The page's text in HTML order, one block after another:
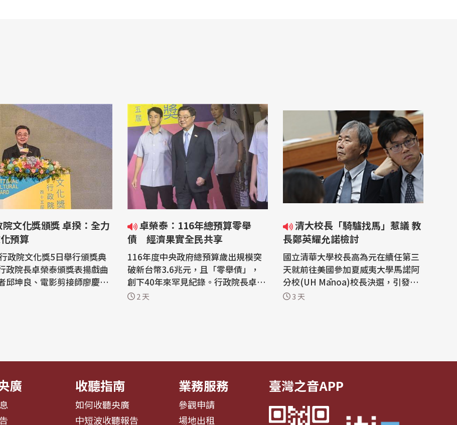
預算
政院文化獎5日舉行頒獎典
政院長卓榮泰頒獎表揚戲曲
邱坤良、電影剪接師廖慶松
學作家徐仁修，肯定3人在
卓榮泰：116年總預算零舉
債 經濟果實全民共享
116年度中央政府總預算歲出規模突
破新台幣3.6兆元，且「零舉債」，
創下40年來罕見紀錄。行政院長卓榮
泰5日表示，這是全民與百工百業共
2 天
清大校長「騎驢找馬」惹議 教
長鄭英耀允諾檢討
國立清華大學校長高為元在續任第三
天就前往美國參加夏威夷大學馬諾阿
分校(UH Mānoa)校長決選，引發外
界非議。教育部長鄭英耀今天(5日)在
3 天
廣 收聽指南
如何收聽央廣
中短波收聽報告
業務服務
參觀申請
場地出租
臺灣之音APP